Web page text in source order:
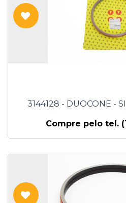
3144128 - DUOCONE -
Compre pelo tel.